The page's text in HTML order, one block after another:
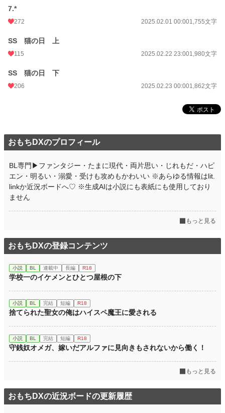
7.*
272 2025.02.01 00:001,755文字
SS 猫の日 上
115 2025.02.22 23:001,980文字
SS 猫の日 下
206 2025.02.23 00:001,862文字
おもちDXのプロフィール
BL専門▶︎ファンタジー・たまに現代・両片思い・じれもだ・ハピ
エン・明るい・溺愛・受けも攻めもかわいい ※あらゆる情報はlit.
linkか近況ボードへ♡ ※生成AIは小説にも表紙にも使用しており
ません
もっと見る
おもちDXの登録コンテンツ
小説 BL 連載中 長編 R18
学校一のイケメンとひとつ屋根の下
小説 BL 完結 短編 R18
捨てられた聖女の俺はハイスペ魔王に愛される
小説 BL 完結 短編 R18
守銭奴オメガ、嫁いだアルファに見向きもされないから働く！
もっと見る
おもちDXの近況ボードの更新履歴